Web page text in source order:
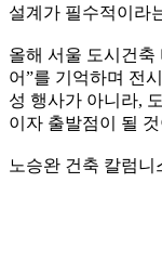
설계가 필수적이라
올해 서울 도시건축
어”를 기억하며 전
성 행사가 아니라,
이자 출발점이 될
노승완 건축 칼럼니